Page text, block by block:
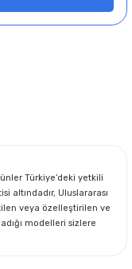
Türkiye’deki yetkili
altındadır, Uluslararası
veya özelleştirilen ve
modelleri sizlere